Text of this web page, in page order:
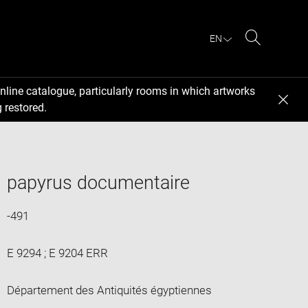
EN
catalogue, particularly rooms in which artworks
restored.
papyrus documentaire
-491
E 9294 ; E 9204 ERR
Département des Antiquités égyptiennes